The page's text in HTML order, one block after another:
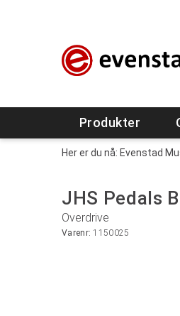
Produkter
Her er du nå: Evenstad
JHS Pedals
Overdrive
Varenr:1150025